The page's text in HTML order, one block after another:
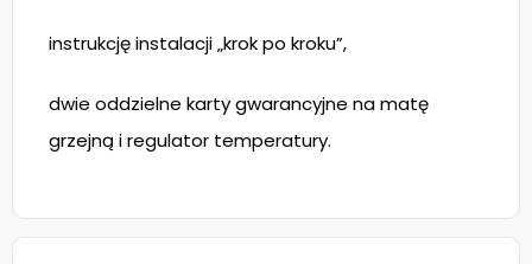
instrukcję instalacji „krok po kroku”,
dwie oddzielne karty gwarancyjne na matę
grzejną i regulator temperatury.